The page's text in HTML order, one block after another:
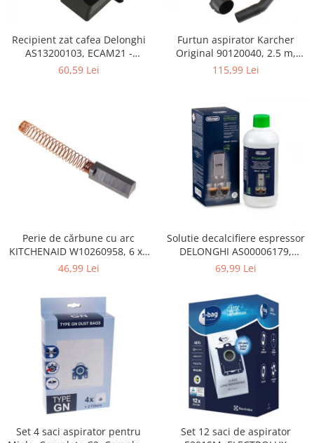
Sporturi acvatice
Sporturi de interior
Audio HI-FI & Profesionale
Camere video si sport
Drone si Accesorii
Home Cinema & Audio
Televizoare & accesorii
Bacanie
Ambalaje cadouri
Curatenie si intretinere
Recipient zat cafea Delonghi
AS13200103, ECAM21 -
ECAM25
60,59 Lei
Furtun aspirator Karcher
Original 90120040, 2.5 m,
negru
115,99 Lei
Perie de cărbune cu arc
KITCHENAID W10260958, 6 x6
x 19 mm, pentru 5KSM15
46,99 Lei
Solutie decalcifiere espressor
DELONGHI AS00006179,
DLSC500, 500 ml
69,99 Lei
Set 4 saci aspirator pentru
Set 12 saci de aspirator